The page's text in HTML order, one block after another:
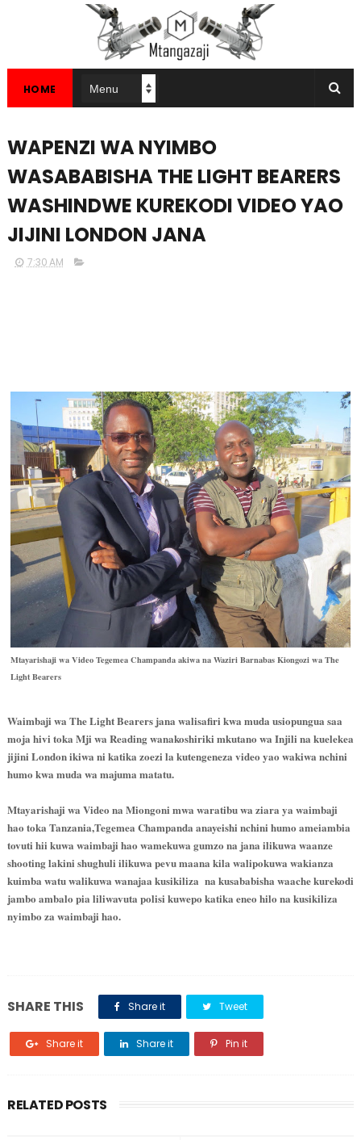
HOME
WAPENZI WA NYIMBO
WASABABISHA THE LIGHT BEARERS
WASHINDWE KUREKODI VIDEO YAO
JIJINI LONDON JANA
7:30 AM
Mtayarishaji wa Video Tegemea Champanda akiwa na Waziri Barnabas Kiongozi wa The
Light Bearers
Waimbaji wa The Light Bearers jana walisafiri kwa muda usiopungua saa
moja hivi toka Mji wa Reading wanakoshiriki mkutano wa Injili na kuelekea
jijini London ikiwa ni katika zoezi la kutengeneza video yao wakiwa nchini
humo kwa muda wa majuma matatu.
Mtayarishaji wa Video na Miongoni mwa waratibu wa ziara ya waimbaji
hao toka Tanzania,Tegemea Champanda anayeishi nchini humo ameiambia
tovuti hii kuwa waimbaji hao wamekuwa gumzo na jana ilikuwa waanze
shooting lakini shughuli ilikuwa pevu maana kila walipokuwa wakianza
kuimba watu walikuwa wanajaa kusikiliza na kusababisha waache kurekodi
jambo ambalo pia liliwavuta polisi kuwepo katika eneo hilo na kusikiliza
nyimbo za waimbaji hao.
SHARE THIS Share it Tweet
Share it Share it Pin it
RELATED POSTS